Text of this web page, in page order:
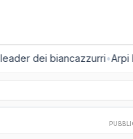
dei biancazzurri•Arpi